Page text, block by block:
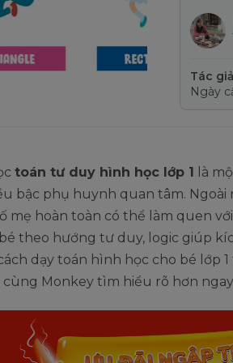
Tác
Ngày
toán tư duy hình học lớp 1 là
bậc phụ huynh quan tâm.
mẹ hoàn toàn có thể làm quen
theo hướng tư duy, logic giúp
dạy toán hình học cho bé lớp
cùng Monkey tìm hiểu rõ hơn